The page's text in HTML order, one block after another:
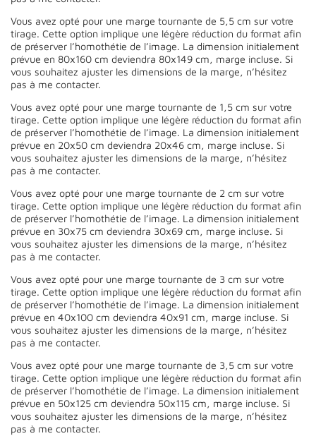
Vous avez opté pour une marge tournante de 5,5 cm sur votre
tirage. Cette option implique une légère réduction du format afin
de préserver l’homothétie de l’image. La dimension initialement
prévue en 80x160 cm deviendra 80x149 cm, marge incluse. Si
vous souhaitez ajuster les dimensions de la marge, n’hésitez
pas à me contacter.
Vous avez opté pour une marge tournante de 1,5 cm sur votre
tirage. Cette option implique une légère réduction du format afin
de préserver l’homothétie de l’image. La dimension initialement
prévue en 20x50 cm deviendra 20x46 cm, marge incluse. Si
vous souhaitez ajuster les dimensions de la marge, n’hésitez
pas à me contacter.
Vous avez opté pour une marge tournante de 2 cm sur votre
tirage. Cette option implique une légère réduction du format afin
de préserver l’homothétie de l’image. La dimension initialement
prévue en 30x75 cm deviendra 30x69 cm, marge incluse. Si
vous souhaitez ajuster les dimensions de la marge, n’hésitez
pas à me contacter.
Vous avez opté pour une marge tournante de 3 cm sur votre
tirage. Cette option implique une légère réduction du format afin
de préserver l’homothétie de l’image. La dimension initialement
prévue en 40x100 cm deviendra 40x91 cm, marge incluse. Si
vous souhaitez ajuster les dimensions de la marge, n’hésitez
pas à me contacter.
Vous avez opté pour une marge tournante de 3,5 cm sur votre
tirage. Cette option implique une légère réduction du format afin
de préserver l’homothétie de l’image. La dimension initialement
prévue en 50x125 cm deviendra 50x115 cm, marge incluse. Si
vous souhaitez ajuster les dimensions de la marge, n’hésitez
pas à me contacter.